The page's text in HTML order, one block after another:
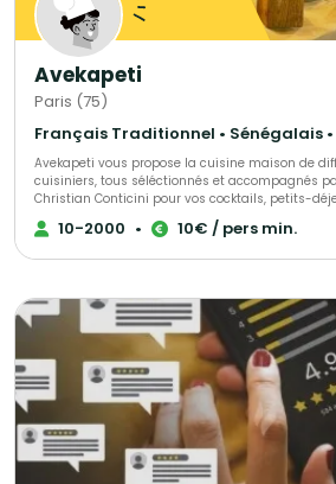
Avekapeti
Paris (75)
Avekapeti vous propose la cuisine maison de
cuisiniers, tous séléctionnés et accompagnés
Christian Conticini pour vos cocktails, petits-
plateaux-repas, buffets... Tout est fait maison,
produits frais, de saison livré en contenants
chef selon vos envies et votre budget !
10-2000 • 10€ / pers min.